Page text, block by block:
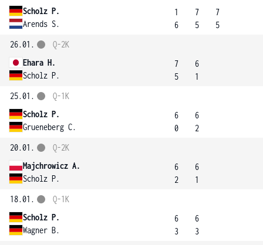
Scholz P.
Arends S.
1
6
7
5
7
5
26.01.
Ehara H.
Scholz P.
Q-2K
7
5
6
1
25.01.
Scholz P.
Grueneberg C.
Q-1K
6
0
6
2
20.01.
Majchrowicz A.
Scholz P.
Q-2K
6
2
6
1
18.01.
Scholz P.
Wagner B.
Q-1K
6
3
6
3